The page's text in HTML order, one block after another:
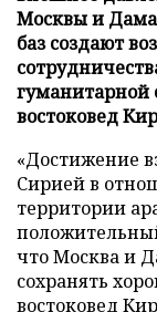
Москвы и
баз создают
гуманитарной
востоковед
«Достижение
Сирией в
территории
что Москва и
сохранять
востоковед